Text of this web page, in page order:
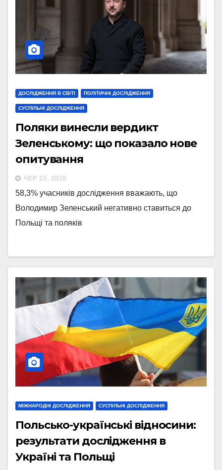
ДОСЛІДЖЕННЯ В СВІТІ ПОЛІТИЧНІ ДОСЛІДЖЕННЯ
СУСПІЛЬНІ ДОСЛІДЖЕННЯ
Поляки винесли вердикт
Зеленському: що показало нове
опитування
ЧЕР 23, 2026
58,3% учасників дослідження вважають, що
Володимир Зеленський негативно ставиться до
Польщі та поляків
МІЖНАРОДНІ ДОСЛІДЖЕННЯ СУСПІЛЬНІ ДОСЛІДЖЕННЯ
Польсько-українські відносини:
результати дослідження в
Україні та Польщі